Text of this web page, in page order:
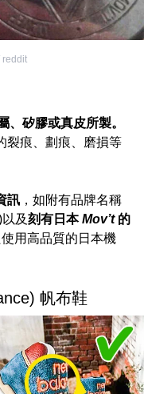
reddit
、矽膠或真皮所製。
裂痕、劃痕、磨損等
訊 ，如附有品牌名稱
及刻有日本 Mov’t的
用高品質的日本機
帆布鞋